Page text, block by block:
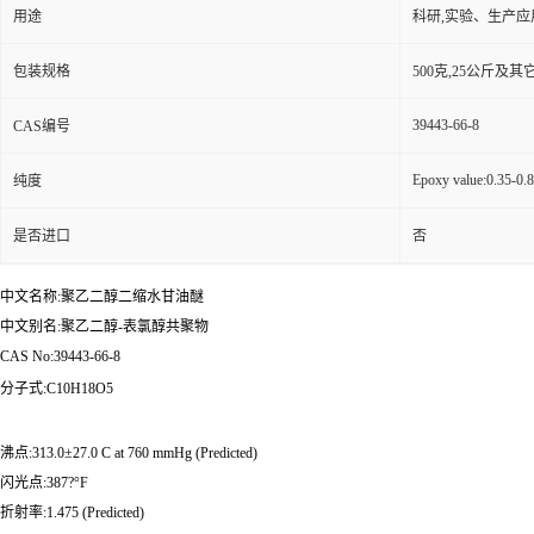
用途 科研,实验、生产应
包装规格 500克,25公斤及其
CAS编号 39443-66-8
纯度 Epoxy value:0.35-
是否进口 否
中文名称:聚乙二醇二缩水甘油醚
中文别名:聚乙二醇-表氯醇共聚物
CAS No:39443-66-8
分子式:C10H18O5
沸点:313.0±27.0 C at 760 mmHg (Predicted)
闪光点:387?°F
折射率:1.475 (Predicted)